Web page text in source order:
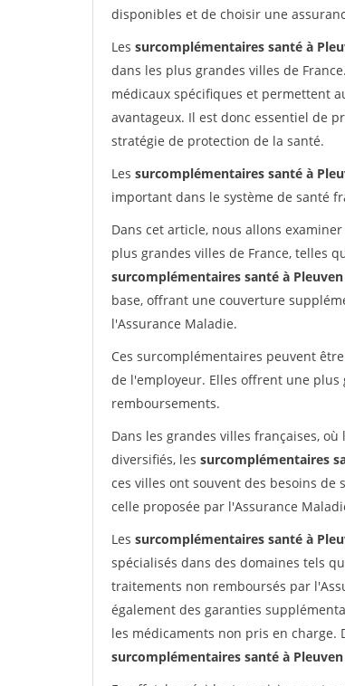
disponibles et de choisir une
Les surcomplémentaires santé à
dans les plus grandes villes de
médicaux spécifiques et permettent
avantageux. Il est donc essentiel de
stratégie de protection de la santé.
Les surcomplémentaires santé à
important dans le système de santé
Dans cet article, nous allons
plus grandes villes de France, telles
surcomplémentaires santé à Pleuven
base, offrant une couverture
l'Assurance Maladie.
Ces surcomplémentaires peuvent
de l'employeur. Elles offrent une
remboursements.
Dans les grandes villes françaises,
diversifiés, les surcomplémentaires
ces villes ont souvent des besoins
celle proposée par l'Assurance
Les surcomplémentaires santé à
spécialisés dans des domaines tels
traitements non remboursés par
également des garanties
les médicaments non pris en charge.
surcomplémentaires santé à Pleuven